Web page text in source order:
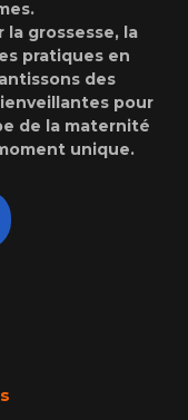
la grossesse, la
pratiques en
des
pour
de la maternité
unique.